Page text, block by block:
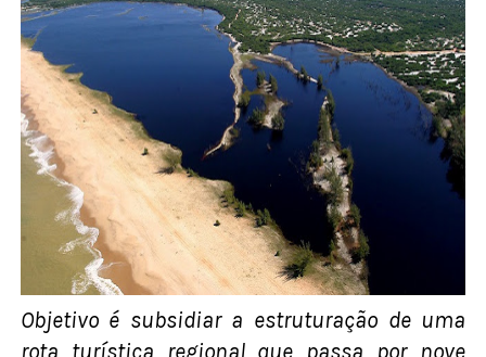
Objetivo é subsidiar a estruturação de uma
rota turística regional que passa por nove